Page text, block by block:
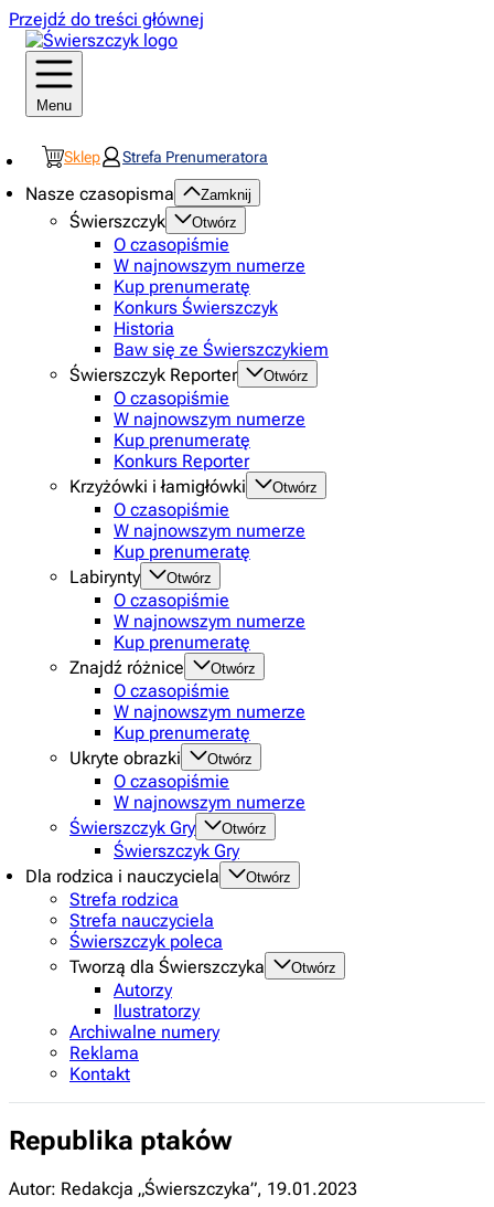
Przejdź do treści głównej
Menu
Sklep Strefa Prenumeratora
Nasze czasopisma Zamknij
Świerszczyk Otwórz
O czasopiśmie
W najnowszym numerze
Kup prenumeratę
Konkurs Świerszczyk
Historia
Baw się ze Świerszczykiem
Świerszczyk Reporter
Otwórz
O czasopiśmie
W najnowszym numerze
Kup prenumeratę
Konkurs Reporter
Krzyżówki i łamigłówki
Otwórz
O czasopiśmie
W najnowszym numerze
Kup prenumeratę
Labirynty
Otwórz
O czasopiśmie
W najnowszym numerze
Kup prenumeratę
Znajdź różnice
Otwórz
O czasopiśmie
W najnowszym numerze
Kup prenumeratę
Ukryte obrazki
Otwórz
O czasopiśmie
W najnowszym numerze
Świerszczyk Gry
Otwórz
Świerszczyk Gry
Dla rodzica i nauczyciela
Otwórz
Strefa rodzica
Strefa nauczyciela
Świerszczyk poleca
Tworzą dla Świerszczyka
Otwórz
Autorzy
Ilustratorzy
Archiwalne numery
Reklama
Kontakt
Republika ptaków
Autor: Redakcja „Świerszczyka”, 19.01.2023